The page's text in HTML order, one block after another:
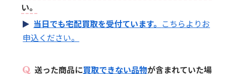
い。
当日でも宅配買取を受付ています。 こちらよりお
申込ください。
送った商品に買取できない品物が含まれていた場